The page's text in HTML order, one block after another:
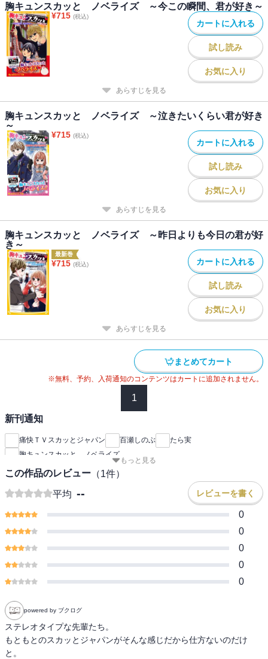
胸キュンスカッと ノベライズ ～今この瞬間、君が好き～
¥715 (税込)
カートに入れる
試し読み
お気に入り
あらすじを見る
胸キュンスカッと ノベライズ ～泣きたいくらい君が好き
～
¥715 (税込)
カートに入れる
試し読み
お気に入り
あらすじを見る
胸キュンスカッと ノベライズ ～昨日よりも今日の君が好
き～
最新巻
¥715 (税込) カートに入れる
試し読み
お気に入り
あらすじを見る
まとめてカート
※無料、予約、入荷通知のコンテンツはカートに追加されません。
1
新刊通知
痛快ＴＶスカッとジャパン 百瀬しのぶ
たら実
胸キュンスカッと ノベライズ
もっと見る
この作品のレビュー （1件）
平均 -- レビューを書く
0
0
0
0
0
powered by ブクログ
ステレオタイプな先輩たち。
もともとのスカッとジャパンがそんな感じだから仕方ないのだけ
と。